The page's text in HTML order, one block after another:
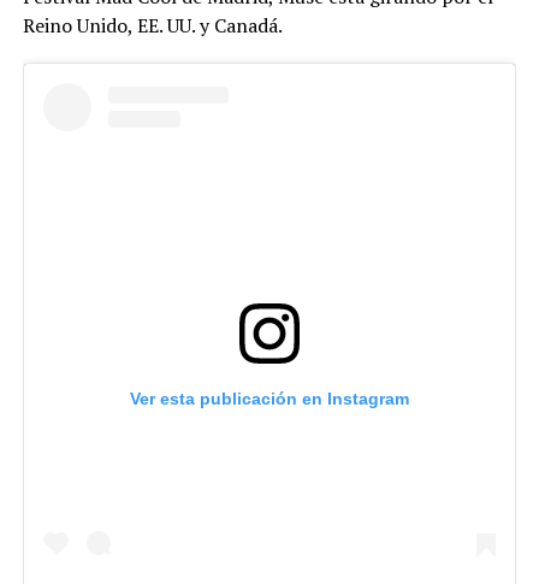
Reino Unido, EE. UU. y Canadá.
Ver esta publicación en Instagram